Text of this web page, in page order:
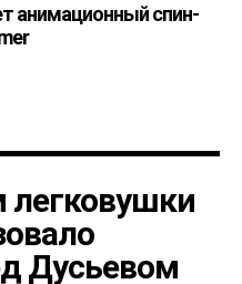
анимационный спин-
легковушки
Дусьевом